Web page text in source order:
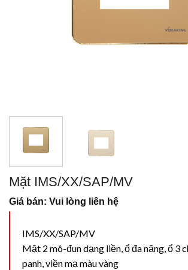
Mặt IMS/XX/SAP/MV
Giá bán: Vui lòng liên hệ
IMS/XX/SAP/MV
Mặt 2 mô-đun dạng liền, ổ đa năng, ổ 3
panh, viền mạ màu vàng